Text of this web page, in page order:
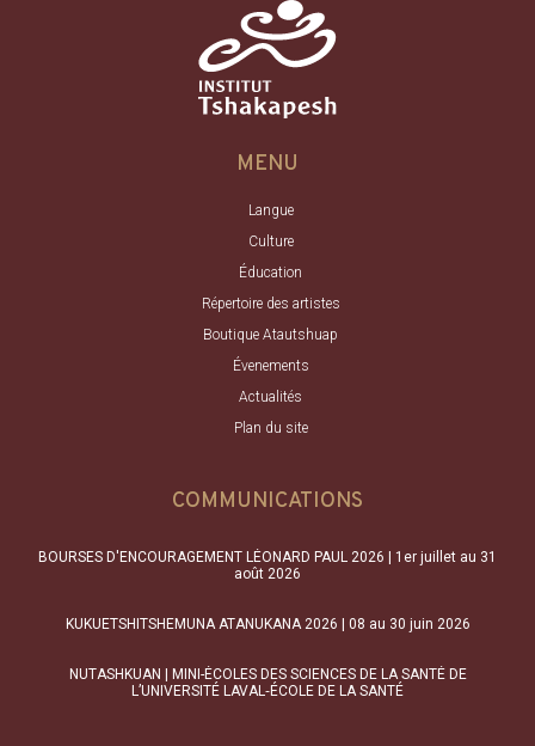
MENU
Langue
Culture
Éducation
Répertoire des artistes
Boutique Atautshuap
Évenements
Actualités
Plan du site
COMMUNICATIONS
BOURSES D'ENCOURAGEMENT LÉONARD PAUL 2026 | 1er juillet au 31
août 2026
KUKUETSHITSHEMUNA ATANUKANA 2026 | 08 au 30 juin 2026
NUTASHKUAN | MINI-ÉCOLES DES SCIENCES DE LA SANTÉ DE
L’UNIVERSITÉ LAVAL‑ÉCOLE DE LA SANTÉ